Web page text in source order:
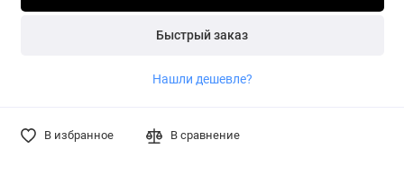
Быстрый заказ
Нашли дешевле?
В избранное В сравнение